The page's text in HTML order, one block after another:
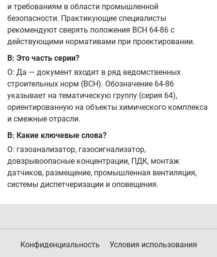
и требованиям в области промышленной
безопасности. Практикующие специалисты
рекомендуют сверять положения ВСН 64-86 с
действующими нормативами при проектировании.
В: Это часть серии?
О: Да — документ входит в ряд ведомственных
строительных норм (ВСН). Обозначение 64-86
указывает на тематическую группу (серия 64),
ориентированную на объекты химического комплекса
и смежные отрасли.
В: Какие ключевые слова?
О: газоанализатор, газосигнализатор,
довзрывоопасные концентрации, ПДК, монтаж
датчиков, размещение, промышленная вентиляция,
системы диспетчеризации и оповещения.
Конфиденциальность Условия использования